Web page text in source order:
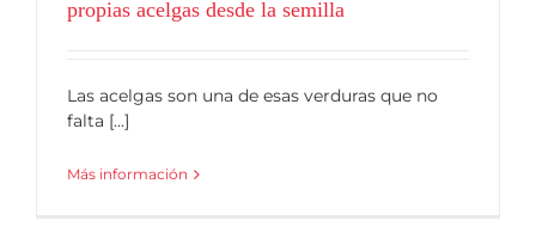
propias acelgas desde la semilla
Las acelgas son una de esas verduras que no
falta [...]
Más información